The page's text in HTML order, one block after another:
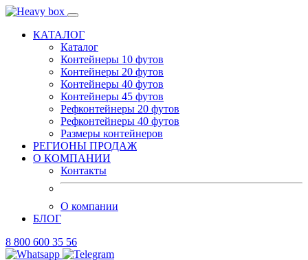
КАТАЛОГ
Каталог
Контейнеры 10 футов
Контейнеры 20 футов
Контейнеры 40 футов
Контейнеры 45 футов
Рефконтейнеры 20 футов
Рефконтейнеры 40 футов
Размеры контейнеров
РЕГИОНЫ ПРОДАЖ
О КОМПАНИИ
Контакты
О компании
БЛОГ
8 800 600 35 56